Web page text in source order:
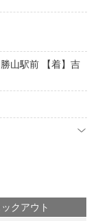
山駅前 【着】吉
クアウト